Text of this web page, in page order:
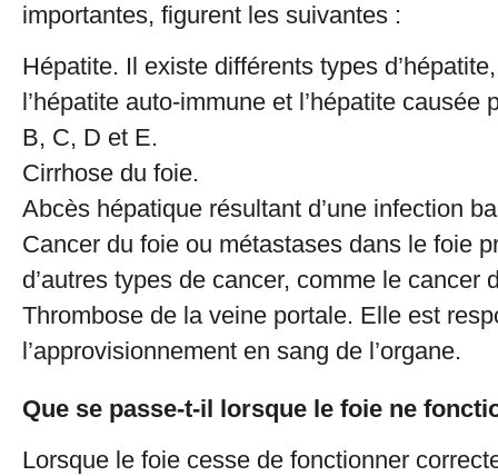
importantes, figurent les suivantes :
Hépatite. Il existe différents types
l’hépatite auto-immune et l’hépatite causée
B, C, D et E.
Cirrhose du foie.
Abcès hépatique résultant d’une infection
Cancer du foie ou métastases dans le foie
d’autres types de cancer, comme le cancer
Thrombose de la veine portale. Elle est
l’approvisionnement en sang de l’organe.
Que se passe-t-il lorsque le foie ne
Lorsque le foie cesse de fonctionner